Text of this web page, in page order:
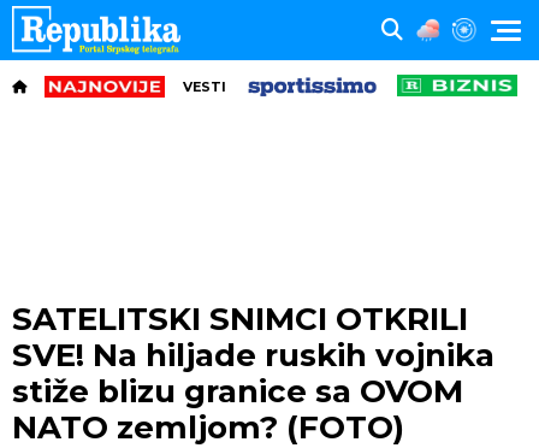
VESTI
SATELITSKI SNIMCI OTKRILI
SVE! Na hiljade ruskih vojnika
stiže blizu granice sa OVOM
NATO zemljom? (FOTO)